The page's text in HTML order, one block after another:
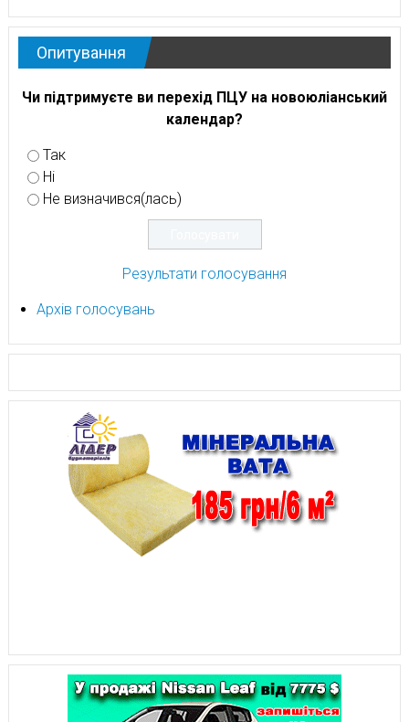
Опитування
Чи підтримуєте ви перехід ПЦУ на новоюліанський
календар?
Так
Ні
Не визначився(лась)
Результати голосування
Архів голосувань